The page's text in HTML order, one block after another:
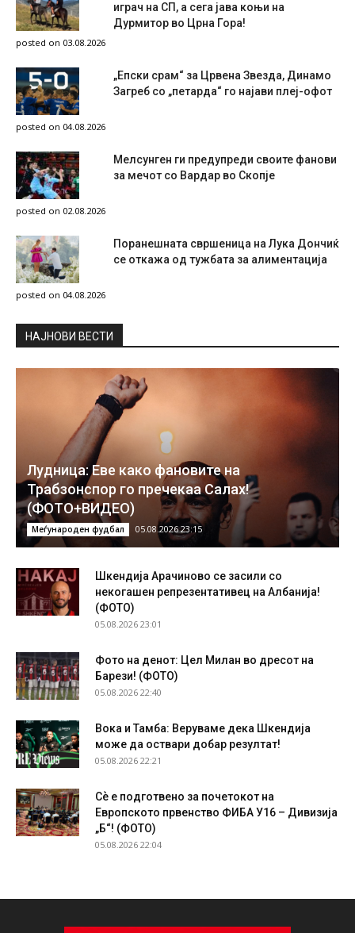
играч на СП, а сега јава коњи на
Дурмитор во Црна Гора!
posted on 03.08.2026
„Епски срам“ за Црвена Звезда, Динамо
Загреб со „петарда“ го најави плеј-офот
posted on 04.08.2026
Мелсунген ги предупреди своите фанови
за мечот со Вардар во Скопје
posted on 02.08.2026
Поранешната свршеница на Лука Дончиќ
се откажа од тужбата за алиментација
posted on 04.08.2026
НAЈНОВИ ВЕСТИ
Лудница: Еве како фановите на
Трабзонспор го пречекаа Салах!
(ФОТО+ВИДЕО)
Меѓународен фудбал 05.08.2026 23:15
Шкендија Арачиново се засили со
некогашен репрезентативец на Албанија!
(ФОТО)
05.08.2026 23:01
Фото на денот: Цел Милан во дресот на
Барези! (ФОТО)
05.08.2026 22:40
Вока и Тамба: Веруваме дека Шкендија
може да оствари добар резултат!
05.08.2026 22:21
Сѐ е подготвено за почетокот на
Европското првенство ФИБА У16 – Дивизија
„Б“! (ФОТО)
05.08.2026 22:04